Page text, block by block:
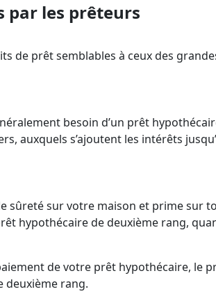
par les prêteurs
de prêt semblables à ceux des
besoin d’un prêt
auxquels s’ajoutent les intérêts
sûreté sur votre maison et prime sur
hypothécaire de deuxième rang,
de votre prêt hypothécaire, le
deuxième rang.